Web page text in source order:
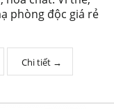
phòng độc giá rẻ
Chi tiết →